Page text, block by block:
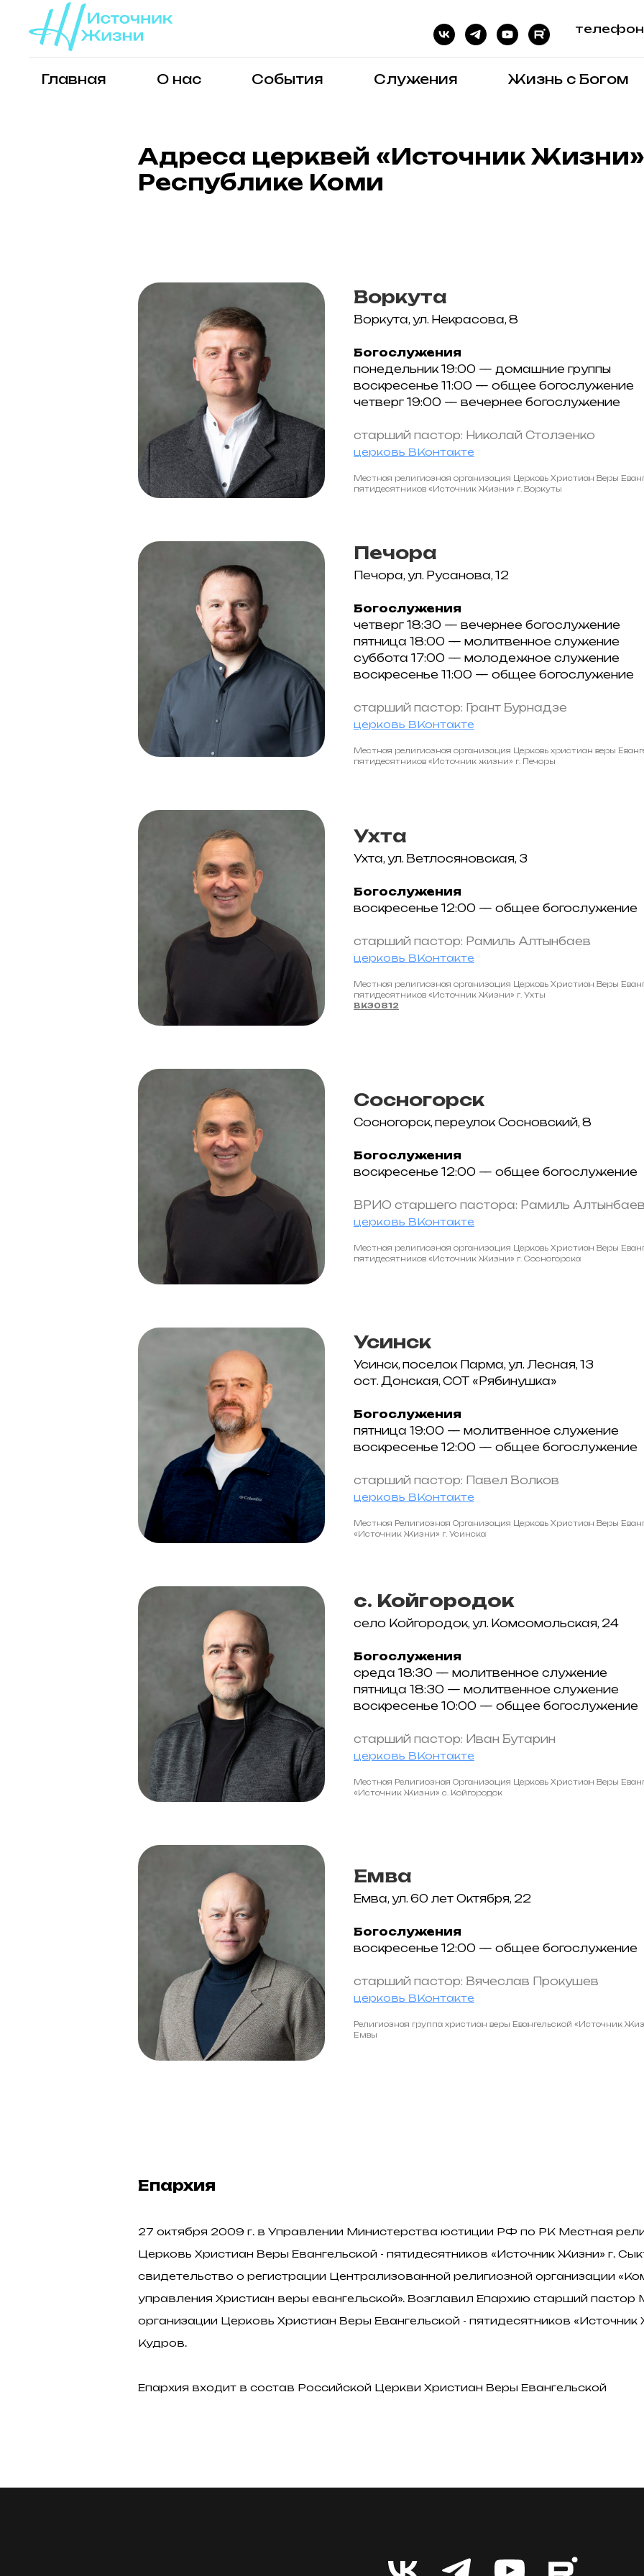
Главная О нас События Служения Жизнь с Богом
Адреса церквей «Источник
Республике Коми
Воркута
Воркута, ул. Некрасова, 8
Богослужения
понедельник 19:00 — домашние группы
воскресенье 11:00 — общее богослужение
четверг 19:00 — вечернее богослужение
старший пастор: Николай Столзенко
церковь ВКонтакте
Местная религиозная организация Церковь Христиан Веры
пятидесятников «Источник Жизни» г. Воркуты
Печора
Печора, ул. Русанова, 12
Богослужения
четверг 18:30 — вечернее богослужение
пятница 18:00 — молитвенное служение
суббота 17:00 — молодежное служение
воскресенье 11:00 — общее богослужение
старший пастор: Грант Бурнадзе
церковь ВКонтакте
Местная религиозная организация Церковь христиан веры
пятидесятников «Источник жизни» г. Печоры
Ухта
Ухта, ул. Ветлосяновская, 3
Богослужения
воскресенье 12:00 — общее богослужение
старший пастор: Рамиль Алтынбаев
церковь ВКонтакте
Местная религиозная организация Церковь Христиан Веры
пятидесятников «Источник Жизни» г. Ухты
ВК30812
Сосногорск
Сосногорск, переулок Сосновский, 8
Богослужения
воскресенье 12:00 — общее богослужение
ВРИО старшего пастора: Рамиль Алтынбаев
церковь ВКонтакте
Местная религиозная организация Церковь Христиан Веры
пятидесятников «Источник Жизни» г. Сосногорска
Усинск
Усинск, поселок Парма, ул. Лесная, 13
ост. Донская, СОТ «Рябинушка»
Богослужения
пятница 19:00 — молитвенное служение
воскресенье 12:00 — общее богослужение
старший пастор: Павел Волков
церковь ВКонтакте
Местная Религиозная Организация Церковь Христиан Веры
«Источник Жизни» г. Усинска
с. Койгородок
село Койгородок, ул. Комсомольская, 24
Богослужения
среда 18:30 — молитвенное служение
пятница 18:30 — молитвенное служение
воскресенье 10:00 — общее богослужение
старший пастор: Иван Бутарин
церковь ВКонтакте
Местная Религиозная Организация Церковь Христиан Веры
«Источник Жизни» с. Койгородок
Емва
Емва, ул. 60 лет Октября, 22
Богослужения
воскресенье 12:00 — общее богослужение
старший пастор: Вячеслав Прокушев
церковь ВКонтакте
Религиозная группа христиан веры Евангельской «Источник
Емвы
Епархия
27 октября 2009 г. в Управлении Министерства юстиции РФ по РК Местная
Церковь Христиан Веры Евангельской - пятидесятников «Источник Жизни» г.
свидетельство о регистрации Централизованной религиозной организации
управления Христиан веры евангельской». Возглавил Епархию старший пастор
организации Церковь Христиан Веры Евангельской - пятидесятников
Кудров.
Епархия входит в состав Российской Церкви Христиан Веры Евангельской